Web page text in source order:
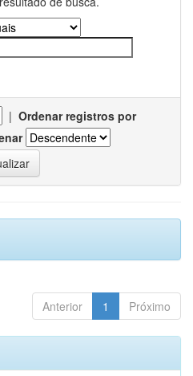
| Ordenar registros por
Anterior 1 Próximo